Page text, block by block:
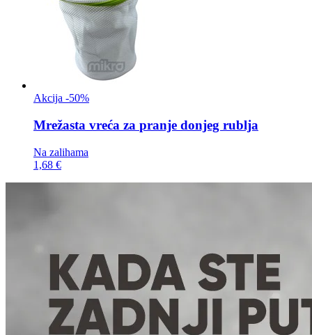
Akcija -50%
Mrežasta vreća za pranje donjeg rublja
Na zalihama
1,68 €